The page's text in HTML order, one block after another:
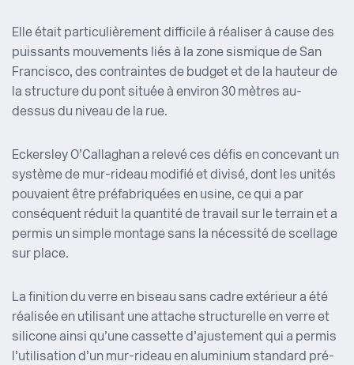
Elle était particulièrement difficile à réaliser à cause des
puissants mouvements liés à la zone sismique de San
Francisco, des contraintes de budget et de la hauteur de
la structure du pont située à environ 30 mètres au-
dessus du niveau de la rue.
Eckersley O’Callaghan a relevé ces défis en concevant un
système de mur-rideau modifié et divisé, dont les unités
pouvaient être préfabriquées en usine, ce qui a par
conséquent réduit la quantité de travail sur le terrain et a
permis un simple montage sans la nécessité de scellage
sur place.
La finition du verre en biseau sans cadre extérieur a été
réalisée en utilisant une attache structurelle en verre et
silicone ainsi qu’une cassette d’ajustement qui a permis
l’utilisation d’un mur-rideau en aluminium standard pré-